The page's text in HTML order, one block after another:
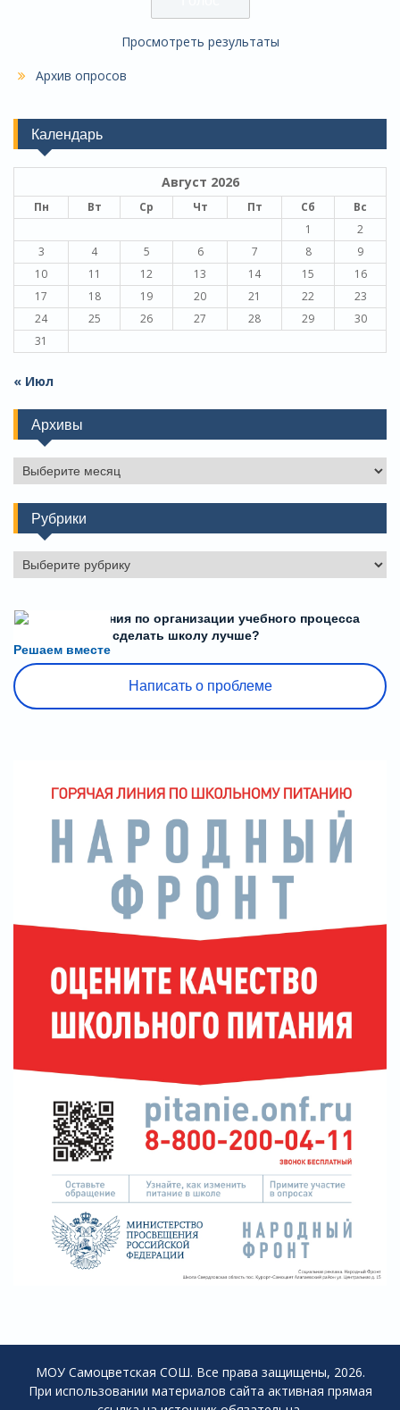
Просмотреть результаты
Архив опросов
Календарь
Август 2026
Пн Вт Ср Чт Пт Сб
Вс
1
2
3
4 5 6 7 8
9
10
11 12 13 14 15
16
17
18 19 20 21 22
23
24
25 26 27 28 29
30
31
« Июл
Архивы
Архивы
Рубрики
Рубрики
Решаем вместе
Есть предложения по организации учебного процесса
или знаете, как сделать школу лучше?
Написать о проблеме
МОУ Самоцветская СОШ. Все права защищены, 2026.
При использовании материалов сайта активная прямая